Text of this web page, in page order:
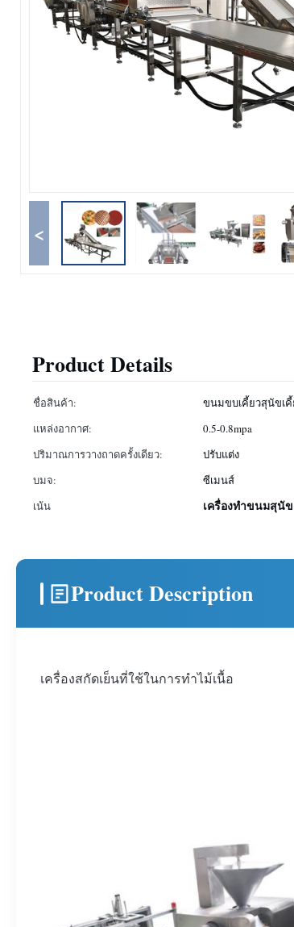
<
Product Details
ชื่อสินค้า: ขนมขบเคี้ยวสุนัขเคี้
แหล่งอากาศ:
0.5-0.8mpa
ปริมาณการวางถาดครั้งเดียว:
ปรับแต่ง
บมจ:
ซีเมนส์
เน้น
เครื่องทำขนมสุนั
Product Description
เครื่องสกัดเย็นที่ใช้ในการทําไม้เนื้อ